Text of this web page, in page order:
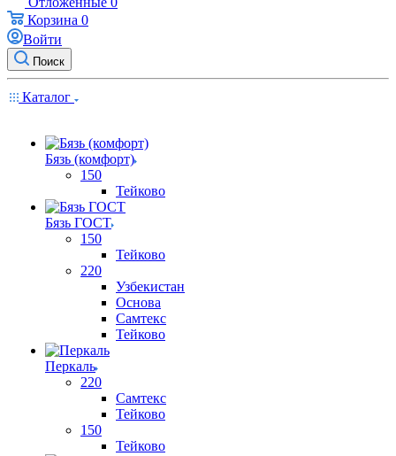
Корзина 0
Войти
Поиск
Каталог
Бязь (комфорт)
150
Тейково
Бязь ГОСТ
150
Тейково
220
Узбекистан
Основа
Самтекс
Тейково
Перкаль
220
Самтекс
Тейково
150
Тейково